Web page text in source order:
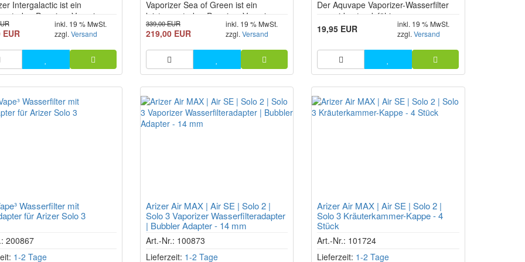
Intergalactic ist ein
Premium-Vaporizer,
Technik, flexible
und hervorragende
vereint. Ultraschnelle
präzise
Session- und
EUR
inkl. 19 % MwSt.
zzgl. Versand
Vaporizer Sea of Green ist ein
leistungsstarker Premium-Vaporizer,
der modernste Technik, flexible
Nutzung und hervorragende
Dampfqualität vereint. Ultraschnelle
Aufheizzeit, präzise
Temperaturkontrolle, Session- und
Glass...
339,00 EUR
219,00 EUR
inkl. 19 % MwSt.
zzgl.Versand
Der Aquvape Vaporizer-Wasserfilter
aus widerstandsfähigem
Borosilikatglas sorgt für eine noch
schonendere Inhalation mit den
verschiedenen Verdampfern.
19,95 EUR
inkl. 19 % MwSt.
zzgl. Versand
Wasserfilter mit
für Arizer Solo 3
200867
1-2 Tage
Arizer Air MAX | Air SE | Solo 2 |
Solo 3 Vaporizer Wasserfilteradapter
| Bubbler Adapter - 14 mm
Art.-Nr.: 100873
Lieferzeit: 1-2 Tage
Arizer Air MAX | Air SE | Solo 2 |
Solo 3 Kräuterkammer-Kappe - 4
Stück
Art.-Nr.: 101724
Lieferzeit: 1-2 Tage